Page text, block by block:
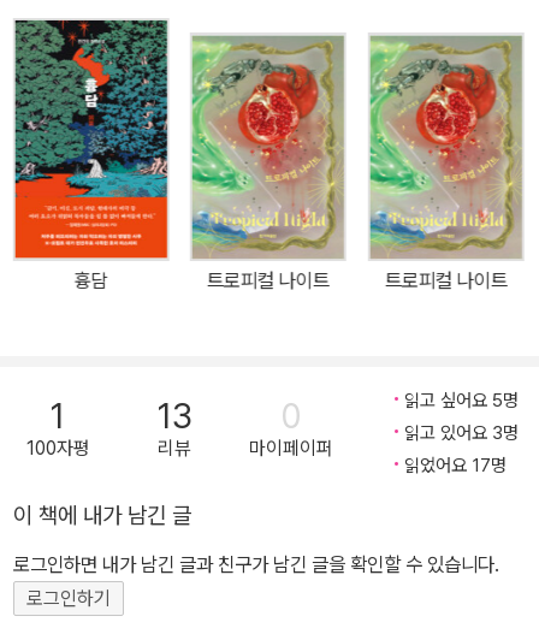
스토리로 풀어낸 《시프트》는 인적 드문 해변의 폐건물에서 일어난 살
인사건으로 시작한다. 피 웅덩이 한가운데 반쯤 잠겨 있던 변사체, 한
사람이 죽었다기에는 너무 많은 혈액의 양, 갑자기 발병한 것으로 보
이는 말기 피부암 등 석연치 않은 점이 많다. 게다가 단서는 날이 고르
지 않은 식칼 한 자루뿐. 사건을 조사하던 형사는 이 기묘한 살인에 누
군가의 병을 옮기는 능력이 연관돼 있음을 알게 된다. 비릿한 물 냄새
와 피 냄새가 뒤섞인 문장이 고통과 슬픔과 만나며 흥미로운 사건을
긴장감 있게 풀어내는 과정은 마치 한 편의 영상을 보는 듯한 느낌을
데 반쯤 잠겨 있던 변사체는 얼굴 한쪽이 괴사된 채로 전신에 멍이 가
득했다. 단서는 날이 고르지 않은 식칼 한 자루뿐. 사건을 담당한 형사
이창은 한 사람이 흘렸다고 하기에는 너무도 많은 혈액의 양과 갑자
음을 느낀다. 현장에서 발견한 증거를 토대로 사건을 조사하던 이창
은 이번 살인과 자신이 오랜 시간 추적해 온 과거의 어떤 사건이 연관
되어 있음을 알게 된다. 그 실마리로 사건의 중심에 서 있는 청년
흉담 트로피컬 나이트 트로피컬 나이트
1
100자평
13
리뷰
0
마이페이퍼
읽고 싶어요 5명
읽고 있어요 3명
읽었어요 17명
이 책에 내가 남긴 글
로그인하면 내가 남긴 글과 친구가 남긴 글을 확인할 수 있습니다.
로그인하기